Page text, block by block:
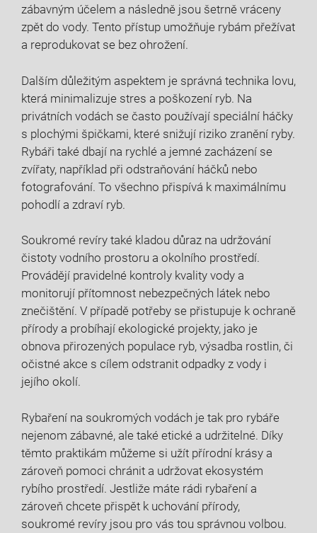
zábavným účelem a následně jsou šetrně vráceny
zpět do vody. Tento přístup umožňuje rybám přežívat
a reprodukovat se bez ohrožení.
Dalším důležitým aspektem je správná technika lovu,
která minimalizuje stres a poškození ryb. Na
privátních vodách se často používají speciální háčky
s plochými špičkami, které snižují riziko zranění ryby.
Rybáři také dbají na rychlé a jemné zacházení se
zvířaty, například při odstraňování háčků nebo
fotografování. To všechno přispívá k maximálnímu
pohodlí a zdraví ryb.
Soukromé revíry také kladou důraz na udržování
čistoty vodního prostoru a okolního prostředí.
Provádějí pravidelné kontroly kvality vody a
monitorují přítomnost nebezpečných látek nebo
znečištění. V případě potřeby se přistupuje k ochraně
přírody a probíhají ekologické projekty, jako je
obnova přirozených populace ryb, výsadba rostlin, či
očistné akce s cílem odstranit odpadky z vody i
jejího okolí.
Rybaření na soukromých vodách je tak pro rybáře
nejenom zábavné, ale také etické a udržitelné. Díky
těmto praktikám můžeme si užít přírodní krásy a
zároveň pomoci chránit a udržovat ekosystém
rybího prostředí. Jestliže máte rádi rybaření a
zároveň chcete přispět k uchování přírody,
soukromé revíry jsou pro vás tou správnou volbou.